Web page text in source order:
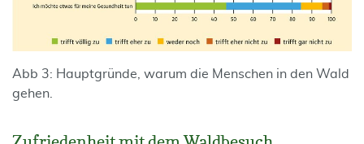
Abb 3: Hauptgründe, warum die Menschen in den Wald
gehen.